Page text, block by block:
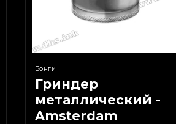
Бонги
Гриндер
металлический -
Amsterdam